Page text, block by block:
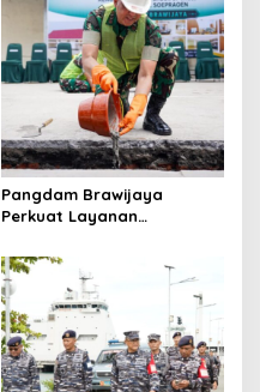
Pangdam Brawijaya
Perkuat Layanan
Pangan, hingga Satuan
Baru di Malang